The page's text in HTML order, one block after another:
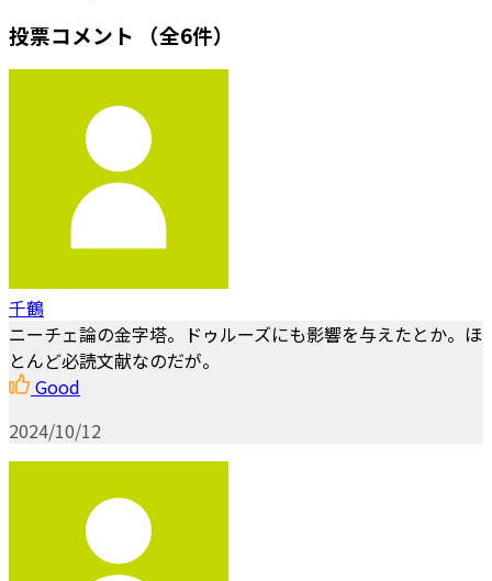
投票コメント （全6件）
千鶴
ニーチェ論の金字塔。ドゥルーズにも影響を与えたとか。ほ
とんど必読文献なのだが。
Good
2024/10/12